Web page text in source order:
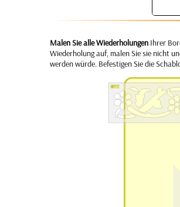
Malen Sie alle WiederholungenIhrer
Wiederholung auf, malen Sie sie nicht
werden würde. Befestigen Sie die